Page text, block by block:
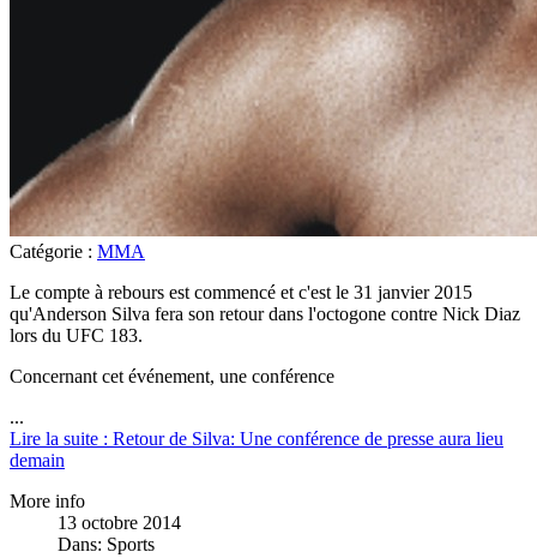
Catégorie : MMA
Le compte à rebours est commencé et c'est le 31 janvier 2015
qu'Anderson Silva fera son retour dans l'octogone contre Nick Diaz
lors du UFC 183.
Concernant cet événement, une conférence
...
Lire la suite : Retour de Silva: Une conférence de presse aura lieu
demain
More info
13 octobre 2014
Dans: Sports